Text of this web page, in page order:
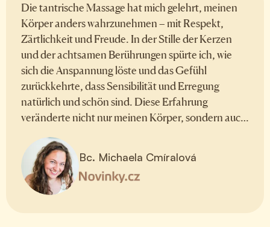
Die tantrische Massage hat mich gelehrt, meinen
Körper anders wahrzunehmen – mit Respekt,
Zärtlichkeit und Freude. In der Stille der Kerzen
und der achtsamen Berührungen spürte ich, wie
sich die Anspannung löste und das Gefühl
zurückkehrte, dass Sensibilität und Erregung
natürlich und schön sind. Diese Erfahrung
veränderte nicht nur meinen Körper, sondern auch
Bc. Michaela Cmíralová